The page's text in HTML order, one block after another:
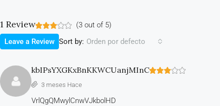
1 Review (3 out of 5)
Sort by: Orden por defecto
Leave a Review
kbIPsYXGKxBnKKWCUanjMInC
3 meses Hace
VrlQgQMwylCnwVJkbolHD